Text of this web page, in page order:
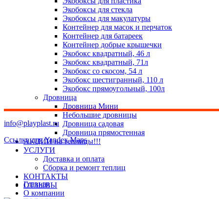
Экобоксы для стекла
Экобоксы для макулатуры
Контейнер для масок и перчаток
Контейнер для батареек
Контейнер добрые крышечки
Экобокс квадратный, 46 л
Экобокс квадратный, 71л
Экобокс со скосом, 54 л
Экобокс шестигранный, 110 л
Экобокс прямоугольный, 100л
Дровница
Дровница Мини
Небольшие дровницы
Дровница садовая
Дровница прямостенная
АКЦИИ на теплицы!!!
УСЛУГИ
Доставка и оплата
Сборка и ремонт теплиц
КОНТАКТЫ
ОТЗЫВЫ
info@playplast.ru
Ссылка для Yandex Maps
Главная
О компании